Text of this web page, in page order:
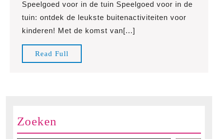
leukste
speelgoed
voor
Speelgoed voor in de tuin Speelgoed voor in de
tuin: ontdek de leukste buitenactiviteiten voor
kinderen! Met de komst van[...]
Read Full
Full
Zoeken